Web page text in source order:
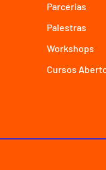
Parcerias
Palestras
Workshops
Cursos